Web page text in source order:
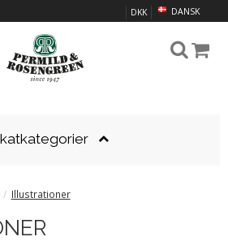
DANSK
DKK
/ Illustrationer